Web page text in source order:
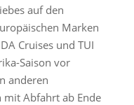
auf den
Marken
Cruises und TUI
Saison vor
anderen
mit Abfahrt ab Ende